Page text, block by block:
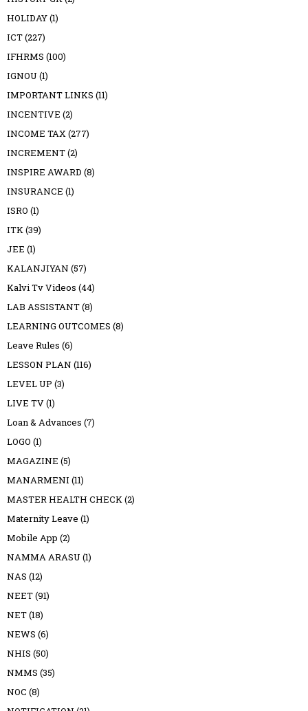
HOLIDAY(1)
ICT(227)
IFHRMS (100)
IGNOU (1)
IMPORTANT LINKS (11)
INCENTIVE (2)
INCOME TAX(277)
INCREMENT(2)
INSPIRE AWARD (8)
INSURANCE (1)
ISRO (1)
ITK(39)
JEE (1)
KALANJIYAN (57)
Kalvi Tv Videos (44)
LAB ASSISTANT(8)
LEARNING OUTCOMES (8)
Leave Rules (6)
LESSON PLAN (116)
LEVEL UP (3)
LIVE TV(1)
Loan & Advances (7)
LOGO (1)
MAGAZINE (5)
MANARMENI (11)
MASTER HEALTH CHECK(2)
Maternity Leave (1)
Mobile App (2)
NAMMA ARASU (1)
NAS (12)
NEET(91)
NET(18)
NEWS (6)
NHIS (50)
NMMS (35)
NOC (8)